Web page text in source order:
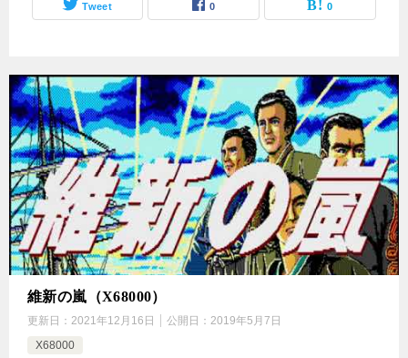
Tweet 0 0
維新の嵐（X68000）
更新日： 2021年12月16日 公開日： 2019年5月7日
X68000